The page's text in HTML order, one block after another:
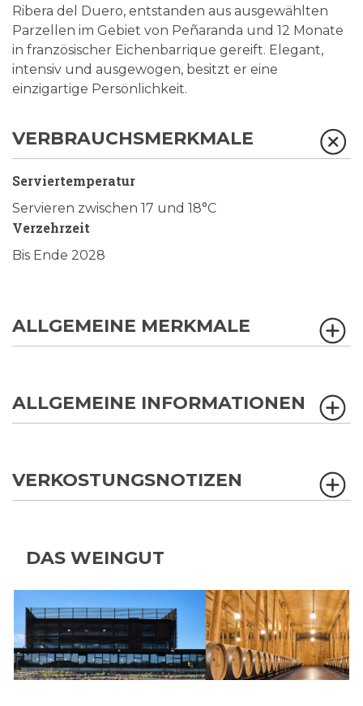
Ribera del Duero, entstanden aus ausgewählten
Parzellen im Gebiet von Peñaranda und 12 Monate
in französischer Eichenbarrique gereift. Elegant,
intensiv und ausgewogen, besitzt er eine
einzigartige Persönlichkeit.
VERBRAUCHSMERKMALE
Serviertemperatur
Servieren zwischen 17 und 18°C
Verzehrzeit
Bis Ende 2028
ALLGEMEINE MERKMALE
ALLGEMEINE INFORMATIONEN
VERKOSTUNGSNOTIZEN
DAS WEINGUT